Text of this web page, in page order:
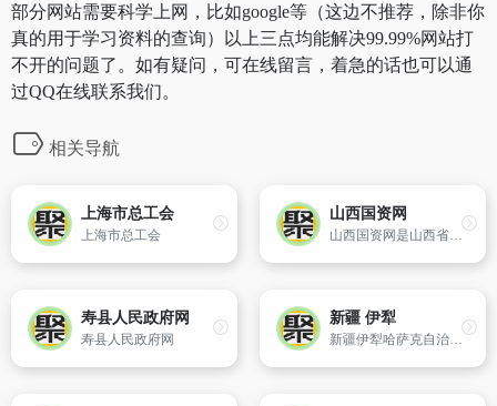
部分网站需要科学上网，比如google等（这边不推荐，除非你
真的用于学习资料的查询）以上三点均能解决99.99%网站打
不开的问题了。如有疑问，可在线留言，着急的话也可以通
过QQ在线联系我们。
相关导航
上海市总工会
上海市总工会
山西国资网
山西国资网是山西省人民政府国有资产监督管理委员会在国际互联网上建立的集信息发布、政务公开、便民服务、网上办事、政务监督于一体的政府门户网站,是省国土资源系统对外发布信息和提供服务的主要窗口,以及宣传国土资源法规政策的重要阵地和推进行政审批改革与扩大政务公开的重要平台,也是全省国土资源系统业
寿县人民政府网
寿县人民政府网
新疆 伊犁
新疆伊犁哈萨克自治州人民政府主办